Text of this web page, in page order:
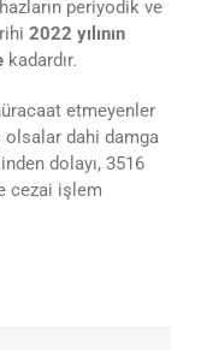
periyodik ve
2022 yılının
kadardır.
etmeyenler
olsalar dahi damga
dolayı, 3516
cezai işlem